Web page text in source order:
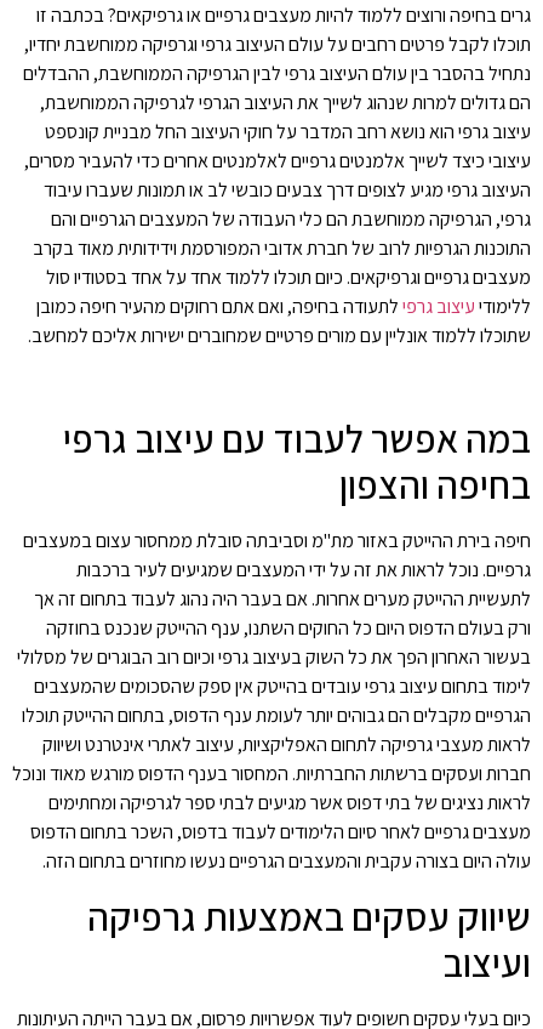
גרים בחיפה ורוצים ללמוד להיות מעצבים גרפיים או גרפיקאים? בכתבה זו
תוכלו לקבל פרטים רחבים על עולם העיצוב גרפי וגרפיקה ממוחשבת יחדיו,
נתחיל בהסבר בין עולם העיצוב גרפי לבין הגרפיקה הממוחשבת, ההבדלים
הם גדולים למרות שנהוג לשייך את העיצוב הגרפי לגרפיקה הממוחשבת,
עיצוב גרפי הוא נושא רחב המדבר על חוקי העיצוב החל מבניית קונספט
עיצובי כיצד לשייך אלמנטים גרפיים לאלמנטים אחרים כדי להעביר מסרים,
העיצוב גרפי מגיע לצופים דרך צבעים כובשי לב או תמונות שעברו עיבוד
גרפי, הגרפיקה ממוחשבת הם כלי העבודה של המעצבים הגרפיים והם
התוכנות הגרפיות לרוב של חברת אדובי המפורסמת וידידותית מאוד בקרב
מעצבים גרפיים וגרפיקאים. כיום תוכלו ללמוד אחד על אחד בסטודיו סול
ללימודיעיצוב גרפילתעודה בחיפה, ואם אתם רחוקים מהעיר חיפה כמובן
שתוכלו ללמוד אונליין עם מורים פרטיים שמחוברים ישירות אליכם למחשב.
במה אפשר לעבוד עם עיצוב גרפי
בחיפה והצפון
חיפה בירת ההייטק באזור מת"מ וסביבתה סובלת ממחסור עצום במעצבים
גרפיים. נוכל לראות את זה על ידי המעצבים שמגיעים לעיר ברכבות
לתעשיית ההייטק מערים אחרות. אם בעבר היה נהוג לעבוד בתחום זה אך
ורק בעולם הדפוס היום כל החוקים השתנו, ענף ההייטק שנכנס בחוזקה
בעשור האחרון הפך את כל השוק בעיצוב גרפי וכיום רוב הבוגרים של מסלולי
לימוד בתחום עיצוב גרפי עובדים בהייטק אין ספק שהסכומים שהמעצבים
הגרפיים מקבלים הם גבוהים יותר לעומת ענף הדפוס, בתחום ההייטק תוכלו
לראות מעצבי גרפיקה לתחום האפליקציות, עיצוב לאתרי אינטרנט ושיווק
חברות ועסקים ברשתות החברתיות. המחסור בענף הדפוס מורגש מאוד ונוכל
לראות נציגים של בתי דפוס אשר מגיעים לבתי ספר לגרפיקה ומחתימים
מעצבים גרפיים לאחר סיום הלימודים לעבוד בדפוס, השכר בתחום הדפוס
עולה היום בצורה עקבית והמעצבים הגרפיים נעשו מחוזרים בתחום הזה.
שיווק עסקים באמצעות גרפיקה
ועיצוב
כיום בעלי עסקים חשופים לעוד אפשרויות פרסום, אם בעבר הייתה העיתונות